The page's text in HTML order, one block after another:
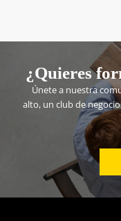
¿Quieres
Únete a nuestra
alto, un club de